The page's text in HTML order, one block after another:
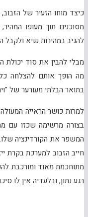
כיצד מוחו הזעיר של
מסוכנים תוך מעופו
להגיב במהירות שיא
מבלי להבין את סוד יכולת
מה הופך אותם להצלחה
בתואר הבלתי מעורער של
למרות כושר הראייה
בצורה מרשימה שכזו עם
המשפר את הקורדינציה
חייב הזבוב למערכת בקרת
מתוחכמת מאוד ומורכבת
רגע נתון, ובלעדיה אין לו